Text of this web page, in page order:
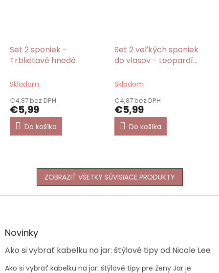
Set 2 sponiek -
Trblietavé hnedé
Skladom
€4,87 bez DPH
€5,99
Do košíka
Set 2 veľkých sponiek
do vlasov - Leopardí
Skladom
€4,87 bez DPH
€5,99
Do košíka
ZOBRAZIŤ VŠETKY SÚVISIACE PRODUKTY
Z
äNovinky
Ako si vybrať kabelku na jar: štýlové tipy od Nicole Lee
Ako si vybrať kabelku na jar: štýlové tipy pre ženy Jar je